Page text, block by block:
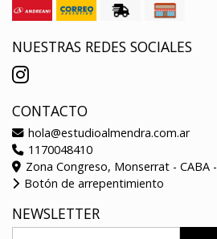
NUESTRAS REDES SOCIALES
CONTACTO
hola@estudioalmendra.com.ar
1170048410
Zona Congreso, Monserrat - CABA -
Botón de arrepentimiento
NEWSLETTER